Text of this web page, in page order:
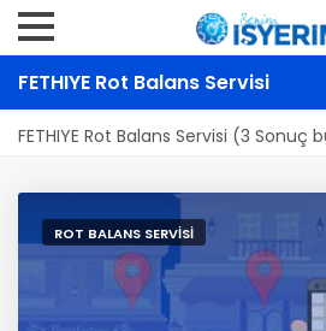
FETHIYE Rot Balans Servisi
FETHIYE Rot Balans Servisi (3 Sonuç
ROT BALANS SERVISI